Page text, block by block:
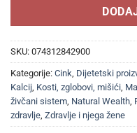
SKU: 074312842900
Kategorije: Cink Dijetetski
Kalcij Kosti, zglobovi, mišići
živčani sistem Natural Wealth
zdravlje Zdravlje i njega žene